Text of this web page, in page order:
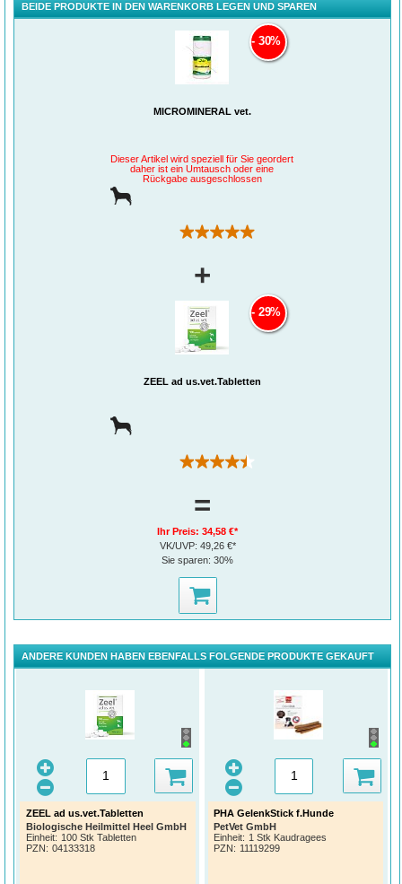
etc.
Algen: enthalten alle lebensnotwendigen Mineralstoffe und Spurenelemente sowie
Vitamine, essentielle Fettsäuren und Alginate in hoher Konzentration
BEIDE PRODUKTE IN DEN WARENKORB LEGEN UND SPAREN
MICROMINERAL vet.
Dieser Artikel wird speziell für Sie geordert
daher ist ein Umtausch oder eine
Rückgabe ausgeschlossen
(1)
30%
+
ZEEL ad us.vet.Tabletten
(7)
29%
=
Ihr Preis:34,58 €*
VK/UVP: 49,26 €*
Sie sparen:30%
ANDERE KUNDEN HABEN EBENFALLS FOLGENDE PRODUKTE GEKAUFT
ZEEL ad us.vet.Tabletten
Biologische Heilmittel Heel GmbH
Einheit: 100 Stk Tabletten
PZN: 04133318
PHA GelenkStick f.Hunde
PetVet GmbH
Einheit: 1 Stk Kaudragees
PZN: 11119299